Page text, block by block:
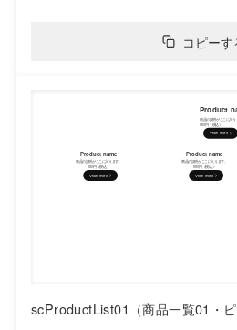
コピーす
scProductList01（商品一覧01・ピ